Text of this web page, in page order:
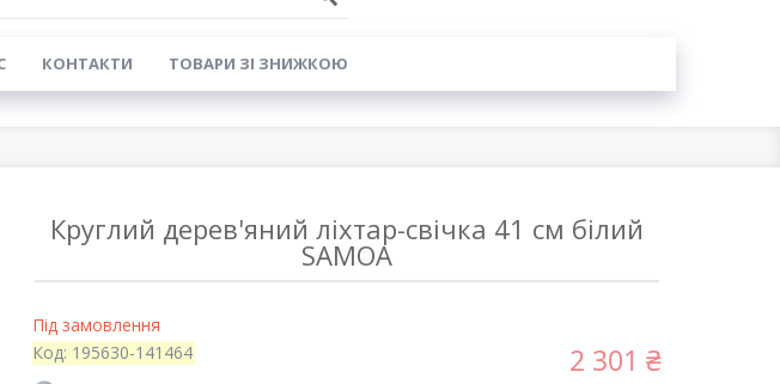
КОНТАКТИ ТОВАРИ ЗІ ЗНИЖКОЮ
Круглий дерев'яний ліхтар-свічка 41 см білий
SAMOA
Під замовлення
Код: 195630-141464
2 301 ₴